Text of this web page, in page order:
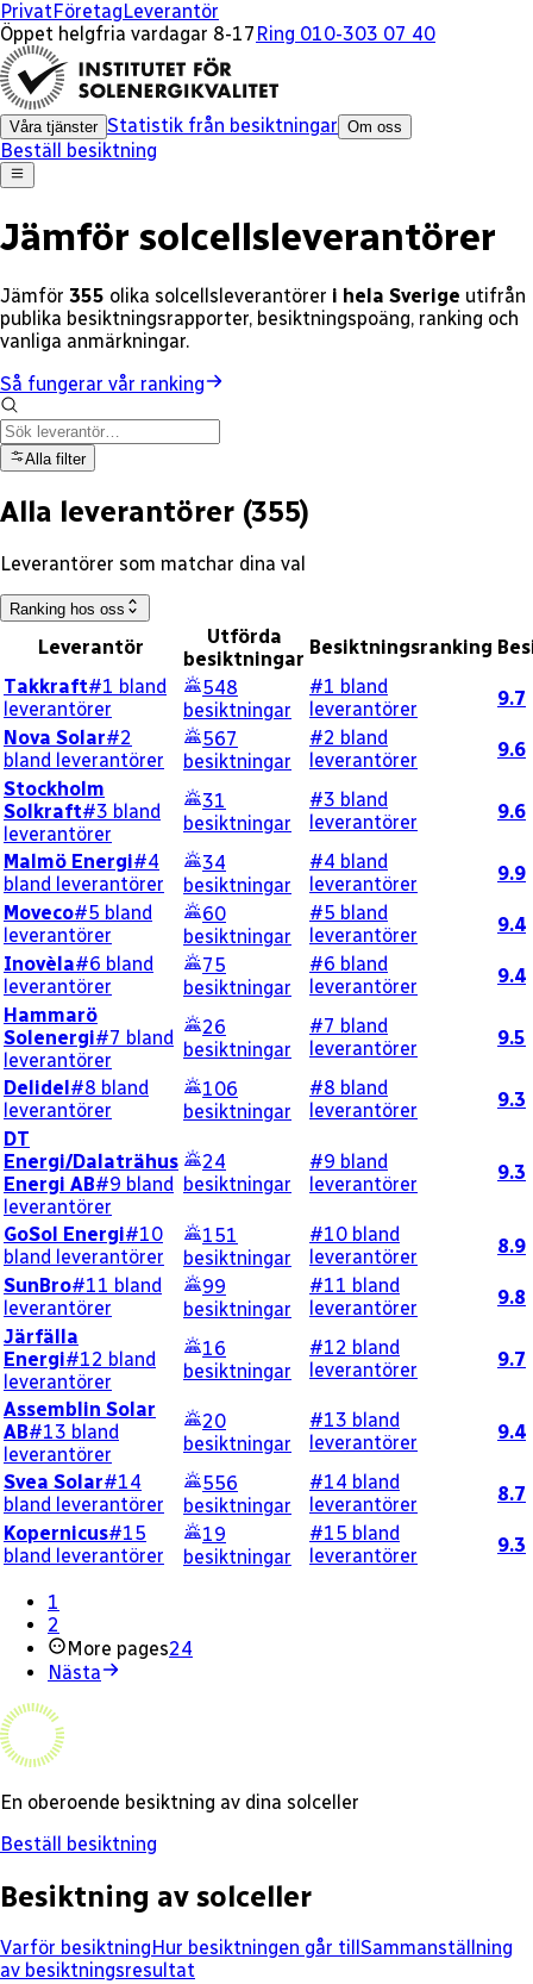
PrivatFöretagLeverantör
Öppet helgfria vardagar 8-17 Ring 010-303 07 40
Våra tjänster Statistik från besiktningar Om oss
Beställ besiktning
Jämför solcellsleverantörer
Jämför 355 olika solcellsleverantörer i hela Sverige utifrån
publika besiktningsrapporter, besiktningspoäng, ranking och
vanliga anmärkningar.
Så fungerar vår ranking
Alla filter
Alla leverantörer (355)
Leverantörer som matchar dina val
Ranking hos oss
Leverantör
Utförda
besiktningar
Besiktningsranking
Takkraft#1 bland
leverantörer
548
besiktningar
#1 bland
leverantörer
9.7
x
Nova Solar#2
bland leverantörer
567
besiktningar
#2 bland
leverantörer
9.6
x
Stockholm
Solkraft#3 bland
leverantörer
31
besiktningar
#3 bland
leverantörer
9.6
x
Malmö Energi#4
bland leverantörer
34
besiktningar
#4 bland
leverantörer
9.9
x
Moveco#5 bland
leverantörer
60
besiktningar
#5 bland
leverantörer
9.4
x
Inovèla#6 bland
leverantörer
75
besiktningar
#6 bland
leverantörer
9.4
x
Hammarö
Solenergi#7 bland
leverantörer
26
besiktningar
#7 bland
leverantörer
9.5
x
Delidel#8 bland
leverantörer
106
besiktningar
#8 bland
leverantörer
9.3
x
DT
Energi/Dalaträhus
Energi AB#9 bland
leverantörer
24
besiktningar
#9 bland
leverantörer
9.3
x
GoSol Energi#10
bland leverantörer
151
besiktningar
#10 bland
leverantörer
8.9
x
SunBro#11 bland
leverantörer
99
besiktningar
#11 bland
leverantörer
9.8
x
Järfälla
Energi#12 bland
leverantörer
16
besiktningar
#12 bland
leverantörer
9.7
x
Assemblin Solar
AB#13 bland
leverantörer
20
besiktningar
#13 bland
leverantörer
9.4
x
Svea Solar#14
bland leverantörer
556
besiktningar
#14 bland
leverantörer
8.7
x
Kopernicus#15
bland leverantörer
19
besiktningar
#15 bland
leverantörer
9.3
x
1
2
More pages24
Nästa
En oberoende besiktning av dina solceller
Beställ besiktning
Besiktning av solceller
Varför besiktningHur besiktningen går till Sammanställning
av besiktningsresultat